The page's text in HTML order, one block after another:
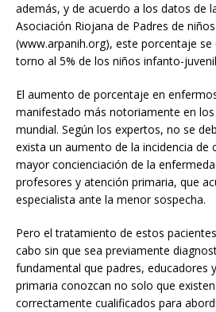
además, y de acuerdo a los datos de
Asociación Riojana de Padres de
(www.arpanih.org), este porcentaje
torno al 5% de los niños infanto-
El aumento de porcentaje en
manifestado más notoriamente en
mundial. Según los expertos, no se
exista un aumento de la incidencia de
mayor concienciación de la
profesores y atención primaria, que
especialista ante la menor sospecha.
Pero el tratamiento de estos
cabo sin que sea previamente
fundamental que padres, educadores
primaria conozcan no solo que
correctamente cualificados para